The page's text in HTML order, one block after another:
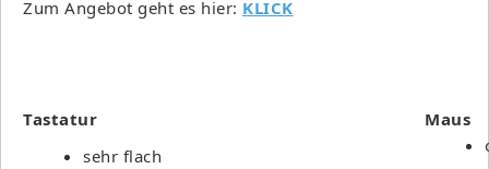
Zum Angebot geht es hier: KLICK
Tastatur
sehr flach
Maus